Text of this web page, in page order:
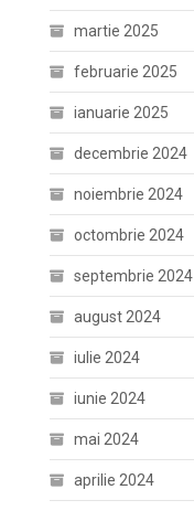
martie 2025
februarie 2025
ianuarie 2025
decembrie 2024
noiembrie 2024
octombrie 2024
septembrie 2024
august 2024
iulie 2024
iunie 2024
mai 2024
aprilie 2024